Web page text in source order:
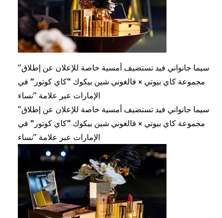
"سيما جانواني فيد تستضيف أمسية خاصة للإعلان عن إطلاق
مجموعة كاي بيوتي × فالغوني شين بيكوك “كاي كوتور” في
الإمارات عبر علامة "نساء
"سيما جانواني فيد تستضيف أمسية خاصة للإعلان عن إطلاق
مجموعة كاي بيوتي × فالغوني شين بيكوك “كاي كوتور” في
الإمارات عبر علامة "نساء